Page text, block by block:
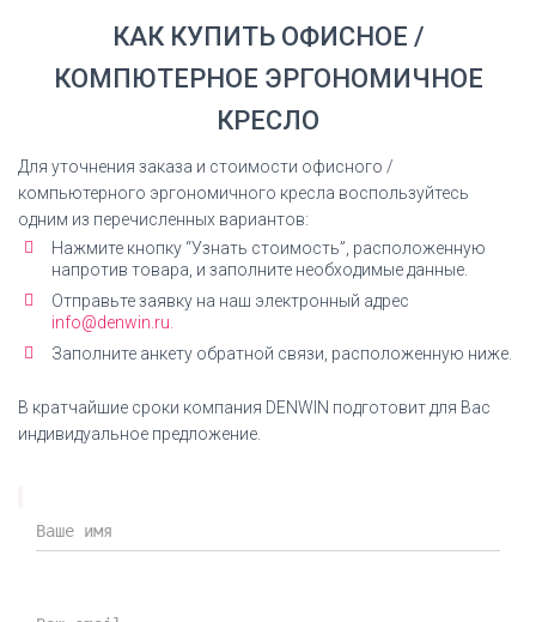
Сертификат соответствия Everprof Everest S Сетка
Инструкция по сборке
Кресло офисное Everprof Everest S Сетка
инструкция по сборке
КАК КУПИТЬ ОФИСНОЕ /
КОМПЮТЕРНОЕ ЭРГОНОМИЧНОЕ
КРЕСЛО
Для уточнения заказа и стоимости офисного /
компьютерного эргономичного кресла воспользуйтесь
одним из перечисленных вариантов:
Нажмите кнопку “Узнать стоимость”, расположенную
напротив товара, и заполните необходимые данные.
Отправьте заявку на наш электронный адрес
info@denwin.ru.
Заполните анкету обратной связи, расположенную ниже.
В кратчайшие сроки компания DENWIN подготовит для Вас
индивидуальное предложение.